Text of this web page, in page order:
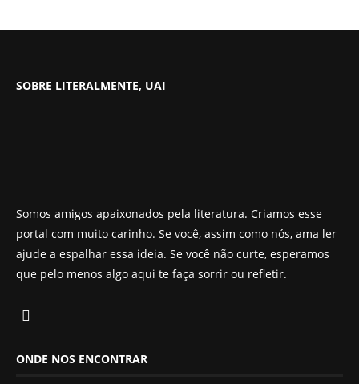
SOBRE LITERALMENTE, UAI
Somos amigos apaixonados pela literatura. Criamos esse
portal com muito carinho. Se você, assim como nós, ama ler
ajude a espalhar essa ideia. Se você não curte, esperamos
que pelo menos algo aqui te faça sorrir ou refletir.
ONDE NOS ENCONTRAR